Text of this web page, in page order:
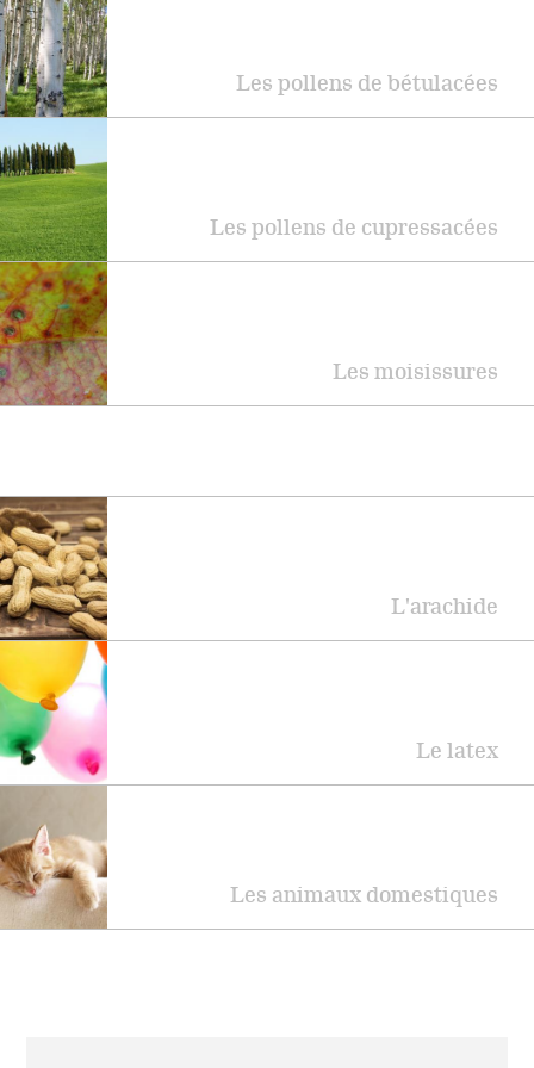
Les pollens de bétulacées
Les pollens de cupressacées
Les moisissures
L'arachide
Le latex
Les animaux domestiques